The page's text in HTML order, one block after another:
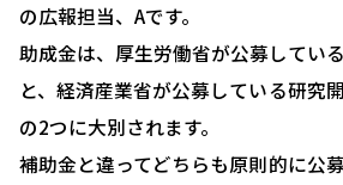
の広報担当、Aです。
助成金は、厚生労働省が公募してい
と、経済産業省が公募している研究
の2つに大別されます。
補助金と違ってどちらも原則的に公